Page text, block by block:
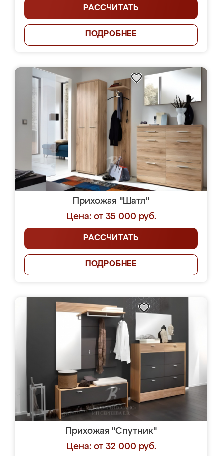
РАССЧИТАТЬ
ПОДРОБНЕЕ
Прихожая "Шатл"
Цена: от 35 000 руб.
РАССЧИТАТЬ
ПОДРОБНЕЕ
Прихожая "Спутник"
Цена: от 32 000 руб.